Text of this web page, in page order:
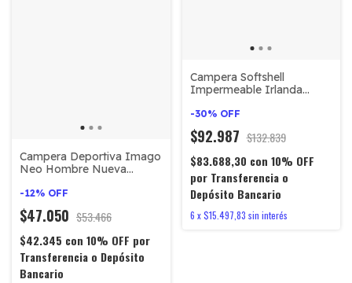
Campera Deportiva Imago
Neo Hombre Nueva
-12% OFF
$47.050 $53.466
$42.345 con 10% OFF por
Transferencia o Depósito
Bancario
Campera Softshell
Impermeable Irlanda
-30% OFF
$92.987 $132.839
$83.688,30 con 10% OFF
por Transferencia o
Depósito Bancario
6 x$15.497,83 sin interés